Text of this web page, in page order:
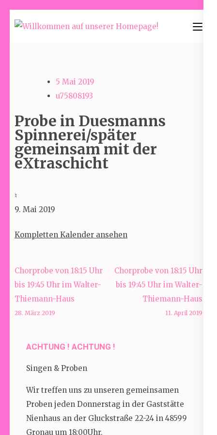
to
Willkommen
5 Mai 2019
u75808193
Probe in Duesmanns
Spinnerei/später
gemeinsam mit der
eXtraschicht
Probe
in
Spinnerei/später
mit
der
eXtraschicht
♮
9. Mai 2019
Kompletten Kalender ansehen
Beitragsnavigation
Chorprobe von 18:15 Uhr
bis 19:45 Uhr im Walter-
Thiemann-Haus
28. März 2019
Chorprobe von 18:15 Uhr
bis 19:45 Uhr im Walter-
Thiemann-Haus
11. April 2019
ACHTUNG ! ACHTUNG !
Singen & Proben
Wir treffen uns zu unseren gemeinsamen
Proben jeden Donnerstag in der Gaststätte
Nienhaus an der Gluckstraße 22-24 in 48599
Gronau um 18:00Uhr.